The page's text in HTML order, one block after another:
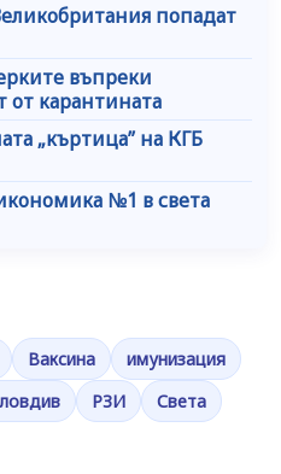
попадат
въпреки
от карантината
„къртица” на КГБ
№1 в света
Ваксина
имунизация
РЗИ
Света